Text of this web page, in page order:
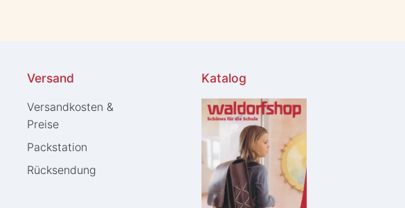
Versand
Versandkosten &
Preise
Packstation
Rücksendung
Katalog